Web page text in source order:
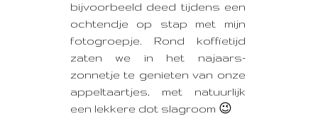
bijvoorbeeld deed tijdens een
ochtendje op stap met mijn
fotogroepje. Rond koffietijd
zaten we in het najaars-
zonnetje te genieten van onze
appeltaartjes, met natuurlijk
een lekkere dot slagroom 😉